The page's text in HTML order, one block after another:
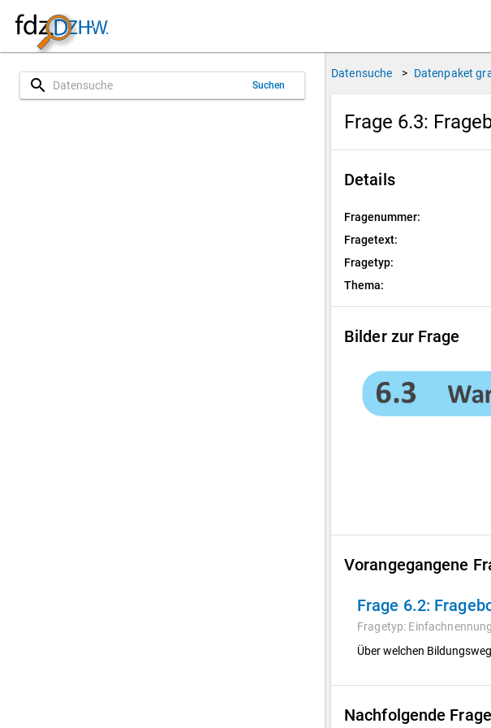
search Suchen
Datensuche > Datenpaket
Frage 6.3:
Details
Fragenummer:
Fragetext:
Fragetyp:
Thema:
Bilder zur Frage
Vorangegangene
Frage 6.2:
Fragetyp: Einfachnennung
Über welchen
Nachfolgende